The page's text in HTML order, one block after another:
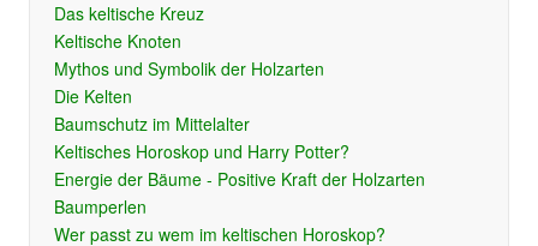
Das keltische Kreuz
Keltische Knoten
Mythos und Symbolik der Holzarten
Die Kelten
Baumschutz im Mittelalter
Keltisches Horoskop und Harry Potter?
Energie der Bäume - Positive Kraft der Holzarten
Baumperlen
Wer passt zu wem im keltischen Horoskop?